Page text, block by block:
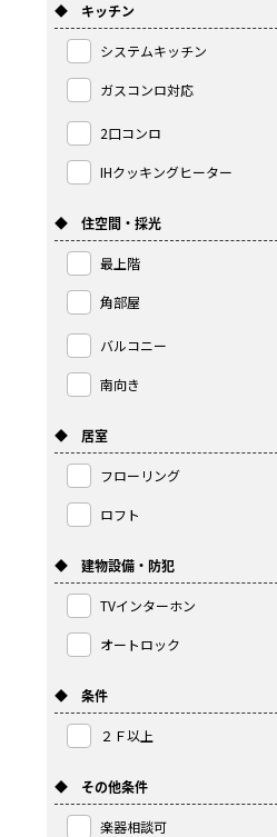
◆ キッチン
システムキッチン
ガスコンロ対応
2口コンロ
IHクッキングヒーター
◆ 住空間・採光
最上階
角部屋
バルコニー
南向き
◆ 居室
フローリング
ロフト
◆ 建物設備・防犯
TVインターホン
オートロック
◆ 条件
２Ｆ以上
◆ その他条件
楽器相談可